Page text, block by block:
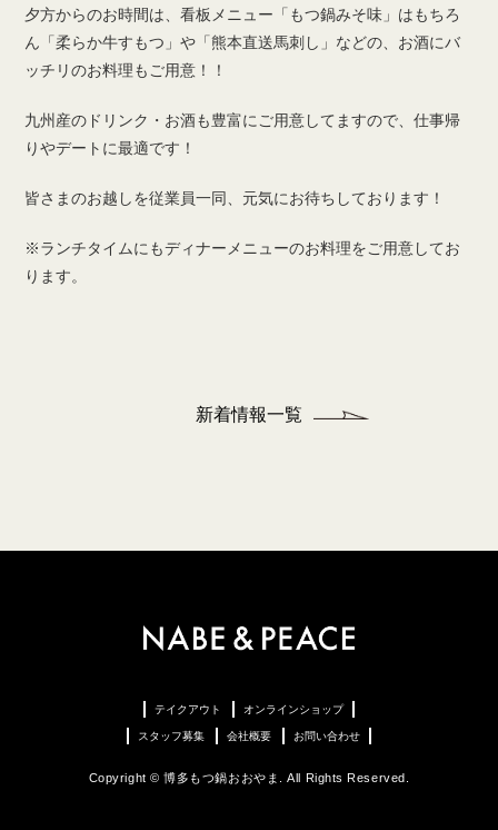
夕方からのお時間は、看板メニュー「もつ鍋みそ味」はもちろ
ん「柔らか牛すもつ」や「熊本直送馬刺し」などの、お酒にバ
ッチリのお料理もご用意！！
九州産のドリンク・お酒も豊富にご用意してますので、仕事帰
りやデートに最適です！
皆さまのお越しを従業員一同、元気にお待ちしております！
※ランチタイムにもディナーメニューのお料理をご用意してお
ります。
新着情報一覧
テイクアウト オンラインショップ
スタッフ募集 会社概要 お問い合わせ
Copyright © 博多もつ鍋おおやま. All Rights Reserved.